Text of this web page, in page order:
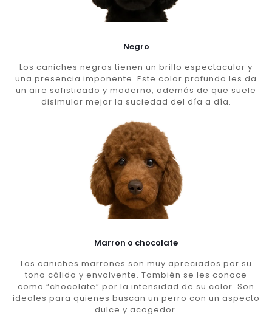
Negro
Los caniches negros tienen un brillo espectacular y
una presencia imponente. Este color profundo les da
un aire sofisticado y moderno, además de que suele
disimular mejor la suciedad del día a día.
Marron o chocolate
Los caniches marrones son muy apreciados por su
tono cálido y envolvente. También se les conoce
como “chocolate” por la intensidad de su color. Son
ideales para quienes buscan un perro con un aspecto
dulce y acogedor.